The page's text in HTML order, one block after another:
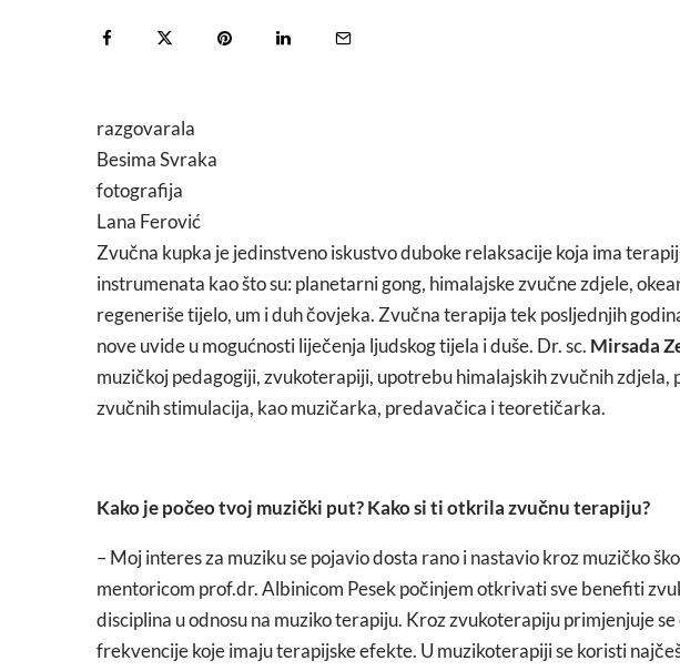
razgovarala
Besima Svraka
fotografija
Lana Ferović
Zvučna kupka je jedinstveno iskustvo duboke relaksacije koja ima
instrumenata kao što su: planetarni gong, himalajske zvučne zdjele,
regeneriše tijelo, um i duh čovjeka. Zvučna terapija tek posljednjih
nove uvide u mogućnosti liječenja ljudskog tijela i duše. Dr. sc. Mirsada
muzičkoj pedagogiji, zvukoterapiji, upotrebu himalajskih zvučnih zdjela,
zvučnih stimulacija, kao muzičarka, predavačica i teoretičarka.
Kako je počeo tvoj muzički put? Kako si ti otkrila zvučnu terapiju?
– Moj interes za muziku se pojavio dosta rano i nastavio kroz muzičko
mentoricom prof.dr. Albinicom Pesek počinjem otkrivati sve benefiti
disciplina u odnosu na muziko terapiju. Kroz zvukoterapiju primjenjuje
frekvencije koje imaju terapijske efekte. U muzikoterapiji se koristi